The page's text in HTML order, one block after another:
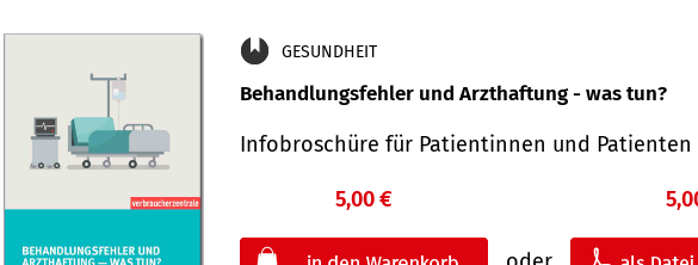
GESUNDHEIT
Behandlungsfehler und Arzthaftung - was tun?
Infobroschüre für Patientinnen und
5,00 €